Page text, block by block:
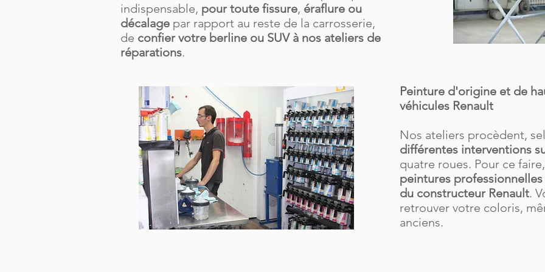
indispensable, pour toute fissure, éraflure ou
décalage par rapport au reste de la carrosserie,
de confier votre berline ou SUV à nos ateliers de
réparations.
Peinture d'origine et de
véhicules Renault
Nos ateliers procèdent,
différentes interventions
quatre roues. Pour ce
peintures
du constructeur Renault.
retrouver votre coloris,
anciens.